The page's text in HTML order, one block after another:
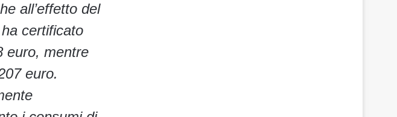
all’effetto del
certificato
euro, mentre
euro.